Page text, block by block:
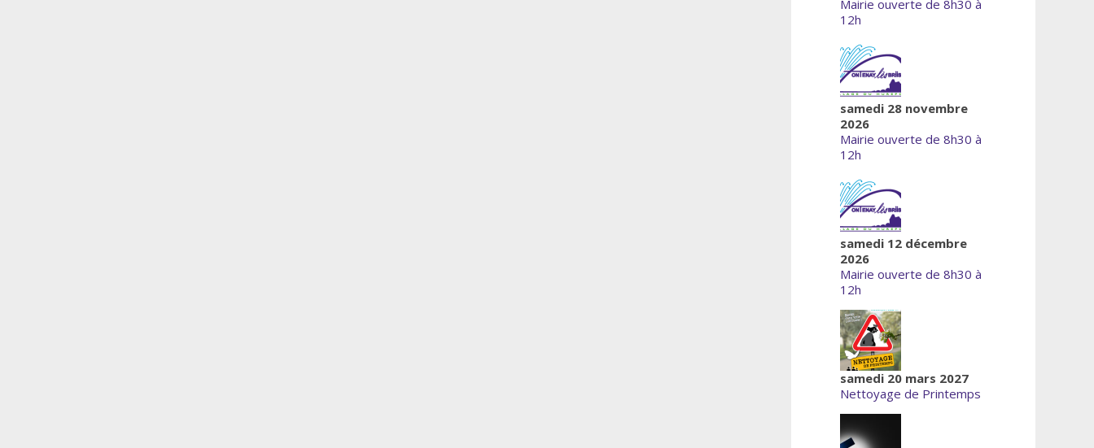
Mairie ouverte de 8h30 à
12h
samedi 28 novembre
2026
Mairie ouverte de 8h30 à
12h
samedi 12 décembre
2026
Mairie ouverte de 8h30 à
12h
samedi 20 mars 2027
Nettoyage de Printemps